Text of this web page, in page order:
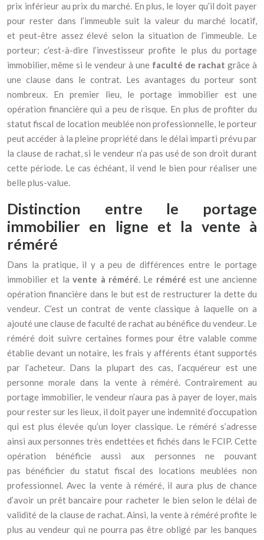
prix inférieur au prix du marché. En plus, le loyer qu’il doit payer
pour rester dans l’immeuble suit la valeur du marché locatif,
et peut-être assez élevé selon la situation de l’immeuble. Le
porteur; c’est-à-dire l’investisseur profite le plus du portage
immobilier, même si le vendeur à une faculté de rachat grâce à
une clause dans le contrat. Les avantages du porteur sont
nombreux. En premier lieu, le portage immobilier est une
opération financière qui a peu de risque. En plus de profiter du
statut fiscal de location meublée non professionnelle, le porteur
peut accéder à la pleine propriété dans le délai imparti prévu par
la clause de rachat, si le vendeur n’a pas usé de son droit durant
cette période. Le cas échéant, il vend le bien pour réaliser une
belle plus-value.
Distinction entre le portage
immobilier en ligne et la vente à
réméré
Dans la pratique, il y a peu de différences entre le portage
immobilier et lavente à réméré. Le réméré est une ancienne
opération financière dans le but est de restructurer la dette du
vendeur. C’est un contrat de vente classique à laquelle on a
ajouté une clause de faculté de rachat au bénéfice du vendeur. Le
réméré doit suivre certaines formes pour être valable comme
établie devant un notaire, les frais y afférents étant supportés
par l’acheteur. Dans la plupart des cas, l’acquéreur est une
personne morale dans la vente à réméré. Contrairement au
portage immobilier, le vendeur n’aura pas à payer de loyer, mais
pour rester sur les lieux, il doit payer une indemnité d’occupation
qui est plus élevée qu’un loyer classique. Le réméré s’adresse
ainsi aux personnes très endettées et fichés dans le FCIP. Cette
opération bénéficie aussi aux personnes ne pouvant
pas bénéficier du statut fiscal des locations meublées non
professionnel. Avec la vente à réméré, il aura plus de chance
d’avoir un prêt bancaire pour racheter le bien selon le délai de
validité de la clause de rachat. Ainsi, la vente à réméré profite le
plus au vendeur qui ne pourra pas être obligé par les banques